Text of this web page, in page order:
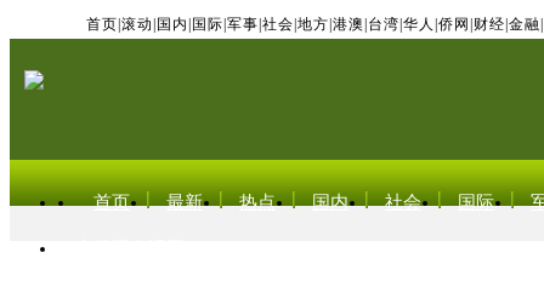
首页 滚动 国内 国际 军事 社会 地方 港澳 台湾 华人 侨网 财经 金融
首页 最新 热点 国内 社会 国际